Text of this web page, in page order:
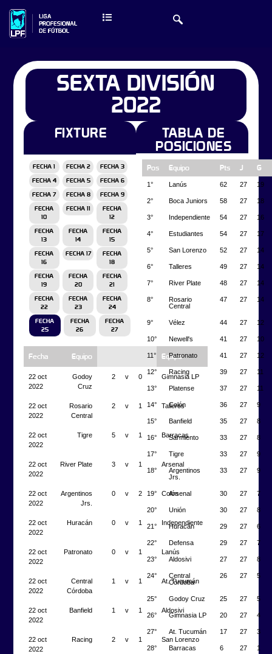
SEXTA DIVISIÓN
2022
FIXTURE
FECHA 1 FECHA 2 FECHA 3
FECHA 4 FECHA 5 FECHA 6
FECHA 7 FECHA 8 FECHA 9
FECHA
10
FECHA 11
FECHA
12
FECHA
13
FECHA
14
FECHA
15
FECHA
16
FECHA 17
FECHA
18
FECHA
19
FECHA
20
FECHA
21
FECHA
22
FECHA
23
FECHA
24
FECHA
25
FECHA
26
FECHA
27
Fecha Equipo Equipo
22 oct
2022
Godoy
Cruz
2 v 0 Gimnasia LP
22 oct
2022
Rosario
Central
2 v 1 Talleres
22 oct
2022
Tigre 5 v 1 Barracas
22 oct
2022
River Plate 3 v 1 Arsenal
22 oct
2022
Argentinos
Jrs.
0 v 2 Colón
22 oct
2022
Huracán 0 v 1 Independiente
22 oct
2022
Patronato 0 v 1 Lanús
22 oct
2022
Central
Córdoba
1 v 1 At. Tucumán
22 oct
2022
Banfield 1 v 1 Aldosivi
22 oct
2022
Racing 2 v 1 San Lorenzo
TABLA DE
POSICIONES
Pos Equipo Pts J G
1° Lanús 62 27 19
2° Boca Juniors 58 27 18
3° Independiente 54 27 16
4° Estudiantes 54 27 17
5° San Lorenzo 52 27 14
6° Talleres 49 27 14
7° River Plate 48 27 14
8°
Rosario
Central
47 27 14
9° Vélez 44 27 12
10° Newell's 41 27 10
11° Patronato 41 27 12
12° Racing 39 27 11
13° Platense 37 27 11
14° Colón 36 27 9
15° Banfield 35 27 8
16° Sarmiento 33 27 8
17° Tigre 33 27 9
18°
Argentinos
Jrs.
33 27 9
19° Arsenal 30 27 7
20° Unión 30 27 8
21° Huracán 29 27 6
22° Defensa 29 27 7
23° Aldosivi 27 27 8
24°
Central
Córdoba
26 27 5
25° Godoy Cruz 25 27 5
26° Gimnasia LP 20 27 4
27° At. Tucumán 17 27 3
28° Barracas 6 27 1